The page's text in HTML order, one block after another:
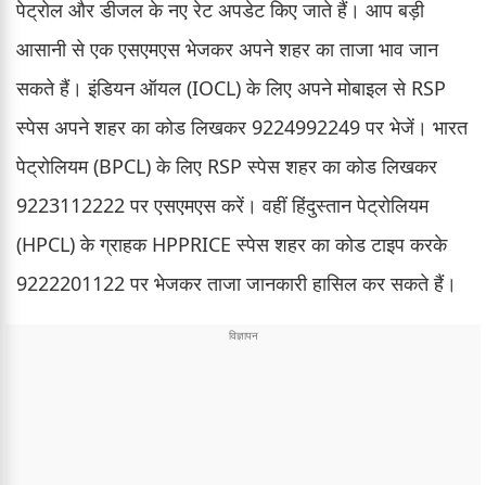
पेट्रोल और डीजल के नए रेट अपडेट किए जाते हैं। आप बड़ी
आसानी से एक एसएमएस भेजकर अपने शहर का ताजा भाव जान
सकते हैं। इंडियन ऑयल (IOCL) के लिए अपने मोबाइल से RSP
स्पेस अपने शहर का कोड लिखकर 9224992249 पर भेजें। भारत
पेट्रोलियम (BPCL) के लिए RSP स्पेस शहर का कोड लिखकर
9223112222 पर एसएमएस करें। वहीं हिंदुस्तान पेट्रोलियम
(HPCL) के ग्राहक HPPRICE स्पेस शहर का कोड टाइप करके
9222201122 पर भेजकर ताजा जानकारी हासिल कर सकते हैं।